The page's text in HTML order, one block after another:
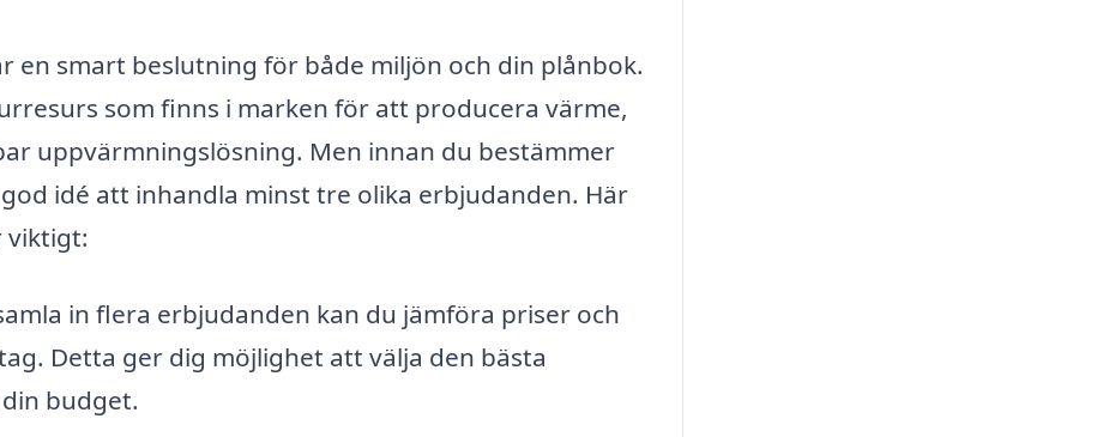
en smart beslutning för både miljön och din plånbok.
som finns i marken för att producera värme,
uppvärmningslösning. Men innan du bestämmer
idé att inhandla minst tre olika erbjudanden. Här
viktigt:
in flera erbjudanden kan du jämföra priser och
Detta ger dig möjlighet att välja den bästa
budget.